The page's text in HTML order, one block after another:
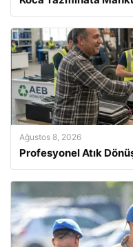
Ağustos 8, 2026
Profesyonel Atık